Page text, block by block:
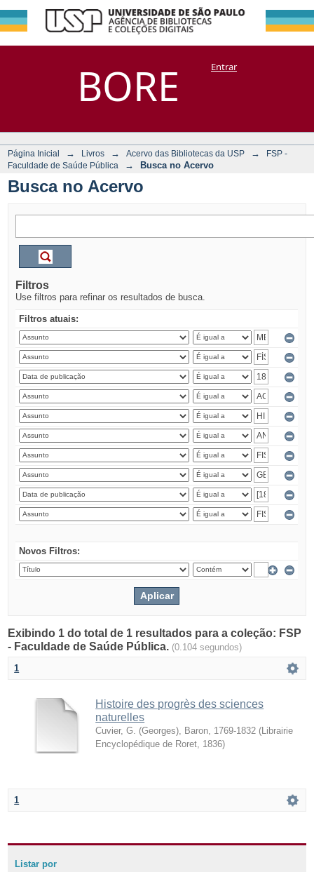
BORE
Busca no Acervo
DSpace/Manakin + CoriscoEntrar
Página Inicial → Livros → Acervo das Bibliotecas da USP →
FSP -
Faculdade de Saúde Pública
→ Busca no Acervo
Busca no Acervo
Filtros
Use filtros para refinar os resultados de busca.
Filtros atuais:
Novos Filtros:
Exibindo 1 do total de 1 resultados para a coleção: FSP
- Faculdade de Saúde Pública. (0.104 segundos)
1
Histoire des progrès des sciences
naturelles
Cuvier, G. (Georges), Baron, 1769-1832 ( Librairie
Encyclopédique de Roret 1836)
1
Listar por